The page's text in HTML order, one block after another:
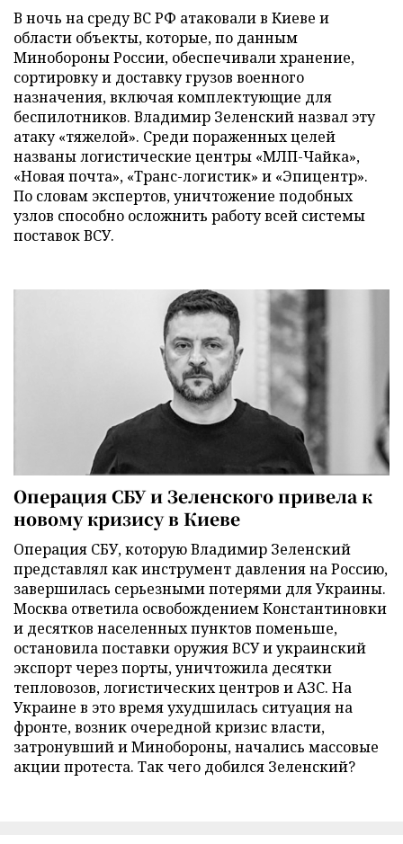
В ночь на среду ВС РФ атаковали в Киеве и
области объекты, которые, по данным
Минобороны России, обеспечивали хранение,
сортировку и доставку грузов военного
назначения, включая комплектующие для
беспилотников. Владимир Зеленский назвал эту
атаку «тяжелой». Среди пораженных целей
названы логистические центры «МЛП-Чайка»,
«Новая почта», «Транс-логистик» и «Эпицентр».
По словам экспертов, уничтожение подобных
узлов способно осложнить работу всей системы
поставок ВСУ.
Операция СБУ и Зеленского привела к
новому кризису в Киеве
Операция СБУ, которую Владимир Зеленский
представлял как инструмент давления на Россию,
завершилась серьезными потерями для Украины.
Москва ответила освобождением Константиновки
и десятков населенных пунктов поменьше,
остановила поставки оружия ВСУ и украинский
экспорт через порты, уничтожила десятки
тепловозов, логистических центров и АЗС. На
Украине в это время ухудшилась ситуация на
фронте, возник очередной кризис власти,
затронувший и Минобороны, начались массовые
акции протеста. Так чего добился Зеленский?